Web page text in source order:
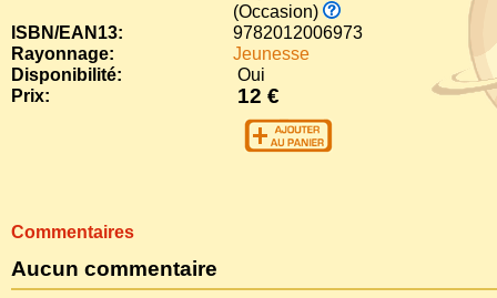
(Occasion)
ISBN/EAN13:
9782012006973
Rayonnage:
Jeunesse
Disponibilité:
Oui
Prix:
12 €
Commentaires
Aucun commentaire